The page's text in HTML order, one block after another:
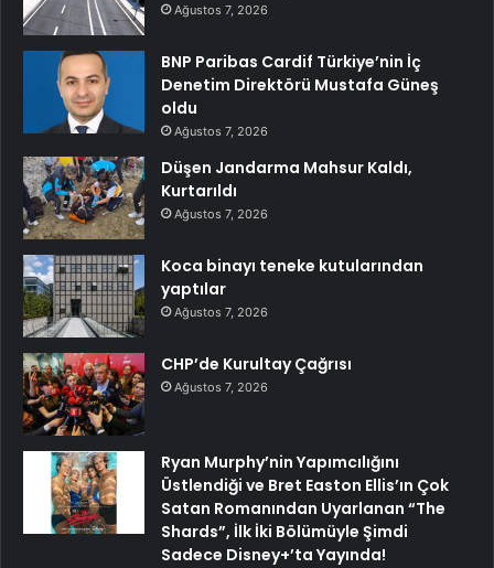
Ağustos 7, 2026
BNP Paribas Cardif Türkiye’nin İç
Denetim Direktörü Mustafa Güneş
oldu
Ağustos 7, 2026
Düşen Jandarma Mahsur Kaldı,
Kurtarıldı
Ağustos 7, 2026
Koca binayı teneke kutularından
yaptılar
Ağustos 7, 2026
CHP’de Kurultay Çağrısı
Ağustos 7, 2026
Ryan Murphy’nin Yapımcılığını
Üstlendiği ve Bret Easton Ellis’ın Çok
Satan Romanından Uyarlanan “The
Shards”, İlk İki Bölümüyle Şimdi
Sadece Disney+’ta Yayında!